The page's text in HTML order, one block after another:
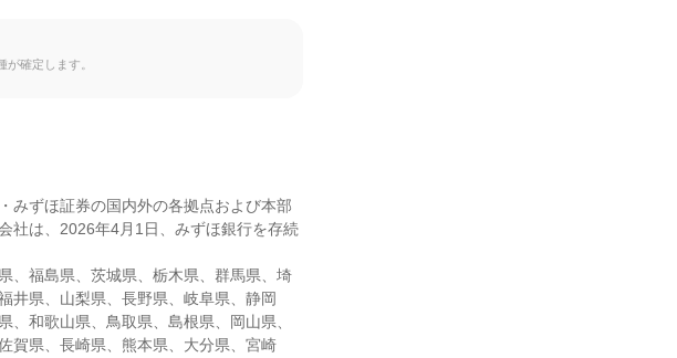
確定します。
みずほ証券の国内外の各拠点および本部
社は、2026年4月1日、みずほ銀行を存続
、福島県、茨城県、栃木県、群馬県、埼
井県、山梨県、長野県、岐阜県、静岡
和歌山県、鳥取県、島根県、岡山県、
賀県、長崎県、熊本県、大分県、宮崎